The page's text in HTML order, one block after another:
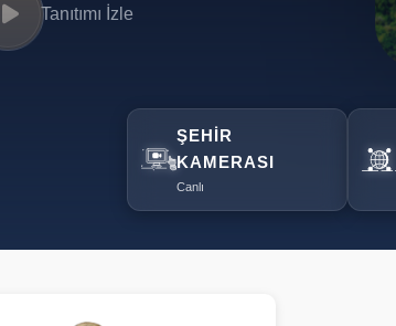
Tanıtımı İzle
ŞEHIR
KAMERASI
Canlı